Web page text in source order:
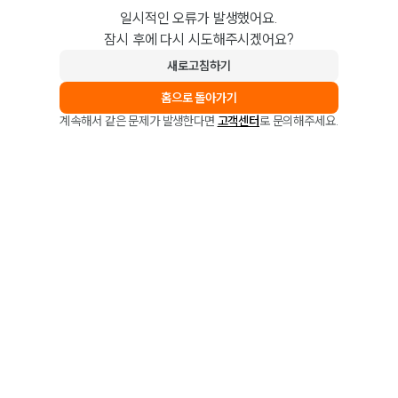
일시적인 오류가 발생했어요.
잠시 후에 다시 시도해주시겠어요?
새로고침하기
홈으로 돌아가기
계속해서 같은 문제가 발생한다면 고객센터로 문의해주세요.